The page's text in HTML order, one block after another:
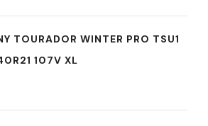
TOURADOR WINTER PRO TSU1
107V XL